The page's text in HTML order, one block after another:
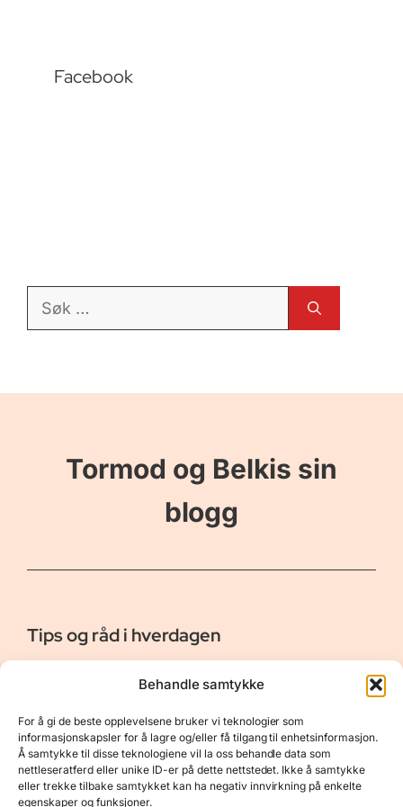
Behandle samtykke
For å gi de beste opplevelsene bruker vi teknologier som
informasjonskapsler for å lagre og/eller få tilgang til enhetsinformasjon.
Å samtykke til disse teknologiene vil la oss behandle data som
nettleseratferd eller unike ID-er på dette nettstedet. Ikke å samtykke
eller trekke tilbake samtykket kan ha negativ innvirkning på enkelte
egenskaper og funksjoner.
Facebook
Søk
Tormod og Belkis sin
blogg
Tips og råd i hverdagen
Er vår bloggside hvor vi ønsker å dele våre opplevelser og
gi deg råd og tips innen reiser, hotell - og restauranter,
naturopplevelser, personlig pleie, data, film og bøker m.m.
Nyttige Linker
Om oss
Kontakt
Resurser
Personvernerklæring
Opphavsrett